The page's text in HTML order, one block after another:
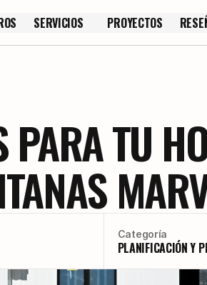
SERVICIOS
PROYECTOS
PROYECTOS
PARA TU
Categoría
PLANIFICACIÓN Y